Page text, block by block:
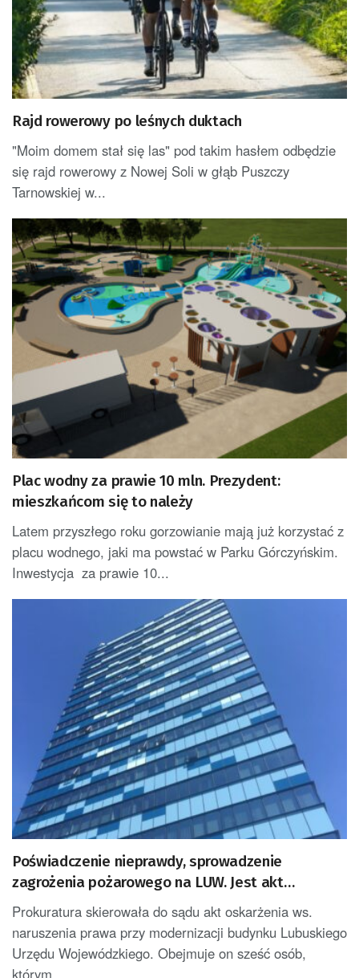
Rajd rowerowy po leśnych duktach
"Moim domem stał się las" pod takim hasłem odbędzie
się rajd rowerowy z Nowej Soli w głąb Puszczy
Tarnowskiej w...
Plac wodny za prawie 10 mln. Prezydent:
mieszkańcom się to należy
Latem przyszłego roku gorzowianie mają już korzystać z
placu wodnego, jaki ma powstać w Parku Górczyńskim.
Inwestycja za prawie 10...
Poświadczenie nieprawdy, sprowadzenie
zagrożenia pożarowego na LUW. Jest akt
oskarżenia [AKTUALIZACJA]
Prokuratura skierowała do sądu akt oskarżenia ws.
naruszenia prawa przy modernizacji budynku Lubuskiego
Urzędu Wojewódzkiego. Obejmuje on sześć osób,
którym...